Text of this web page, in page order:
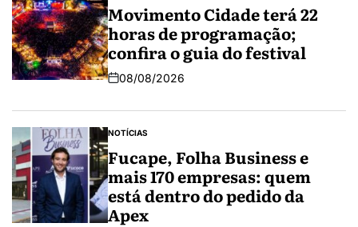
Movimento Cidade terá 22
horas de programação;
confira o guia do festival
08/08/2026
NOTÍCIAS
Fucape, Folha Business e
mais 170 empresas: quem
está dentro do pedido da
Apex